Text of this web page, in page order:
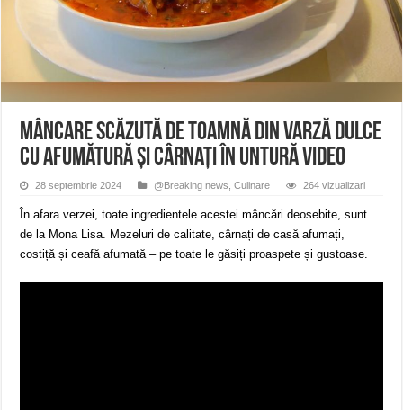
ANUNȚ OPRIRE APĂ în Reșița, cartier Țerova – avarie – 04.08.2026
ANUNȚ OPRIRE APĂ în Reșița – avarie – 03.08.2026 – Calea Caransebeșului
Mâncare scăzută de toamnă din varză dulce
cu afumătură și cârnați în untură VIDEO
28 septembrie 2024 @Breaking news ,Culinare 264 vizualizari
În afara verzei, toate ingredientele acestei mâncări deosebite, sunt
de la Mona Lisa. Mezeluri de calitate, cârnați de casă afumați,
costiță și ceafă afumată – pe toate le găsiți proaspete și gustoase.